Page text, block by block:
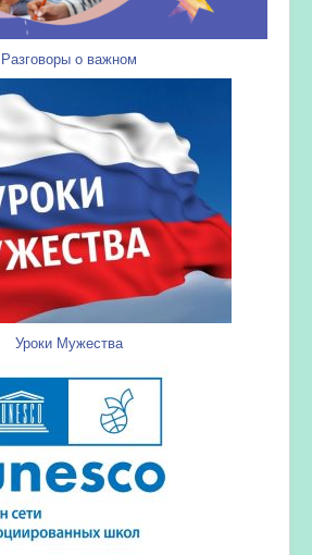
Разговоры о важном
Уроки Мужества